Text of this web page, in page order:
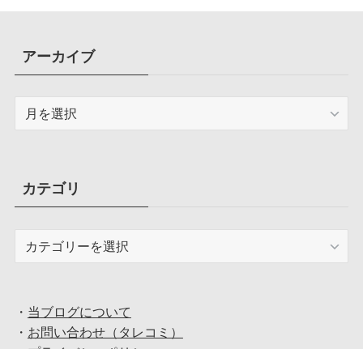
アーカイブ
ブカテゴリ
・ 当ブログについて
・ お問い合わせ（タレコミ）